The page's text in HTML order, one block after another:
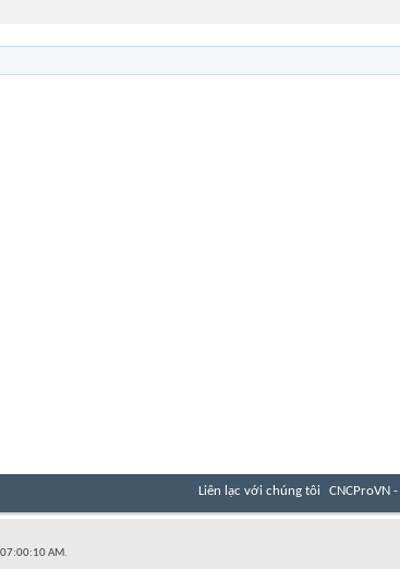
Liên lạc với chúng tôi CNCProVN
07:00:10 AM.